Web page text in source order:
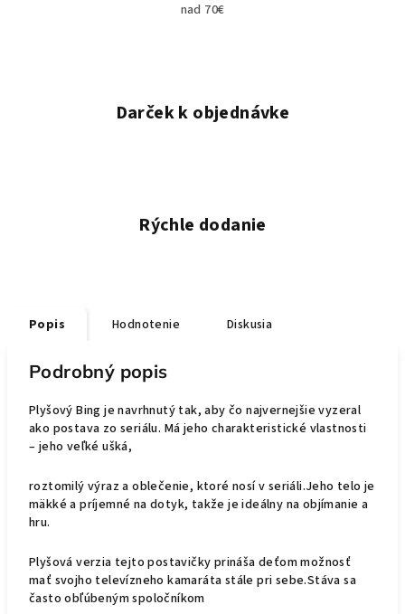
nad 70€
Darček k objednávke
Rýchle dodanie
Popis Hodnotenie Diskusia
Podrobný popis
Plyšový Bing je navrhnutý tak, aby čo najvernejšie vyzeral
ako postava zo seriálu. Má jeho charakteristické vlastnosti
– jeho veľké ušká,
roztomilý výraz a oblečenie, ktoré nosí v seriáli.Jeho telo je
mäkké a príjemné na dotyk, takže je ideálny na objímanie a
hru.
Plyšová verzia tejto postavičky prináša deťom možnosť
mať svojho televízneho kamaráta stále pri sebe.Stáva sa
často obľúbeným spoločníkom